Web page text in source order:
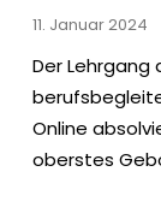
11. Januar 2024
Der Lehrgang
Online
oberstes